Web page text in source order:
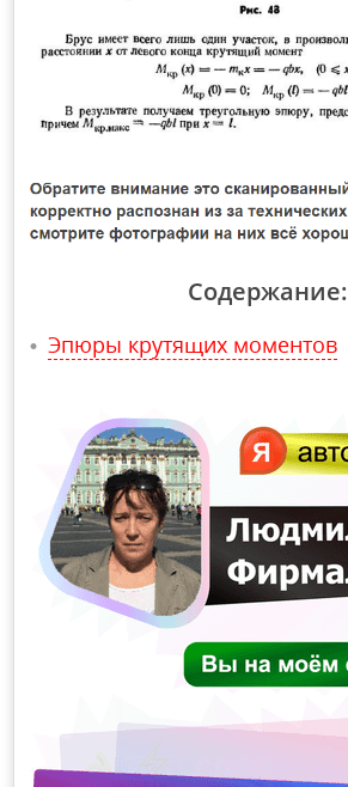
Содержание:
Эпюры крутящих моментов